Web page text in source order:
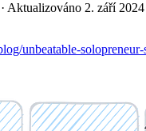
· Aktualizováno 2. září 2024
unbeatable-solopreneur-